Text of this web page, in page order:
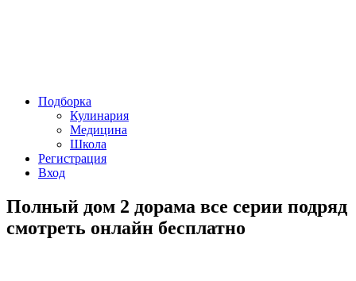
Подборка
Кулинария
Медицина
Школа
Регистрация
Вход
Полный дом 2 дорама все серии подряд
смотреть онлайн бесплатно